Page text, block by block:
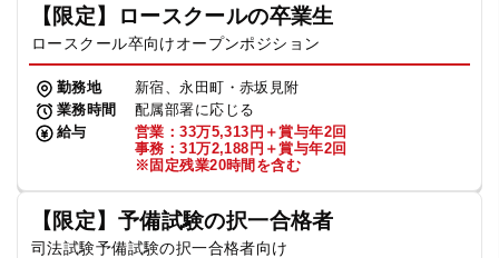
【限定】ロースクールの卒業生
ロースクール卒向けオープンポジション
勤務地
新宿、永田町・赤坂見附
業務時間
配属部署に応じる
給与
営業：33万5,313円＋賞与年2回
事務：31万2,188円＋賞与年2回
※固定残業20時間を含む
【限定】予備試験の択一合格者
司法試験予備試験の択一合格者向け